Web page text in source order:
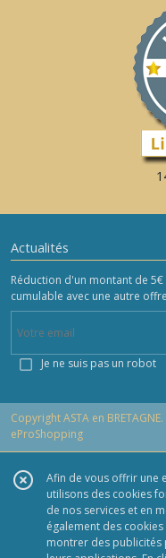
Actualités
Réduction d'un montant de
cumulable avec une autre
Je ne suis pas un robot
Copyright ASTA en
eProShopping
Afin de vous offrir une
utilisons des cookies
de nos services et en
également des
montrer des publicités